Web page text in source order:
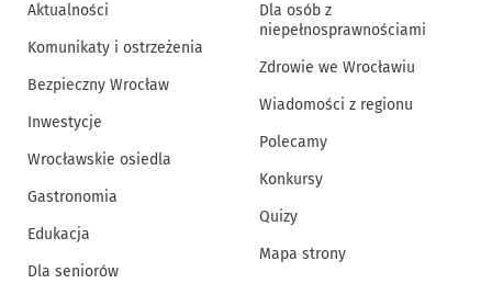
Aktualności
Komunikaty i ostrzeżenia
Bezpieczny Wrocław
Inwestycje
Wrocławskie osiedla
Gastronomia
Edukacja
Dla seniorów
Dla osób z
niepełnosprawnościami
Zdrowie we Wrocławiu
Wiadomości z regionu
Polecamy
Konkursy
Quizy
Mapa strony